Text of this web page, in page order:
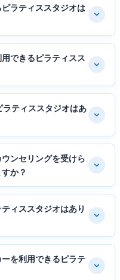
ラティススタジオは
できるピラティスス
ティススタジオはあ
ンセリングを受けら
か？
ィススタジオはあり
を利用できるピラテ